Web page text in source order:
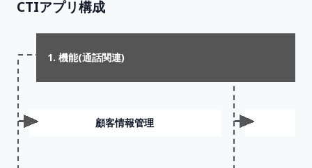
CTIアプリ構成
1. 機能(通話関連)
顧客情報管理